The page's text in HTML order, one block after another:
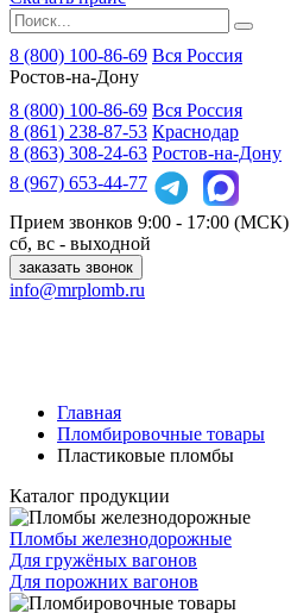
8 (800) 100-86-69 Вся Россия
Ростов-на-Дону
8 (800) 100-86-69 Вся Россия
8 (861) 238-87-53 Краснодар
8 (863) 308-24-63 Ростов-на-Дону
8 (967) 653-44-77
Прием звонков 9:00 - 17:00 (МСК)
сб, вс - выходной
заказать звонок
info@mrplomb.ru
Главная
Пломбировочные товары
Пластиковые пломбы
Каталог продукции
Пломбы железнодорожные
Для гружёных вагонов
Для порожних вагонов